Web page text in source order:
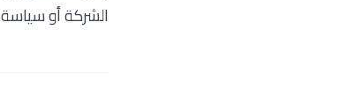
الشركة أو